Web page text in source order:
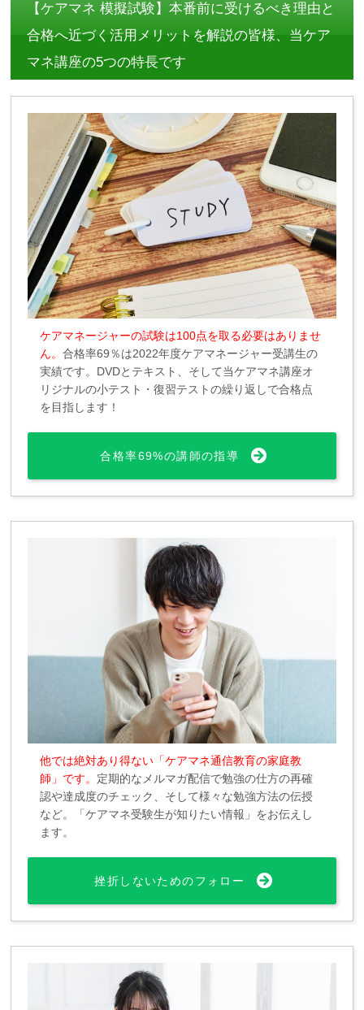
【ケアマネ 模擬試験】本番前に受けるべき理由と
合格へ近づく活用メリットを解説の皆様、当ケア
マネ講座の5つの特長です
ケアマネージャーの試験は100点を取る必要はありませ
ん。合格率69％は2022年度ケアマネージャー受講生の
実績です。DVDとテキスト、そして当ケアマネ講座オ
リジナルの小テスト・復習テストの繰り返しで合格点
を目指します！
合格率69%の講師の指導
他では絶対あり得ない「ケアマネ通信教育の家庭教
師」です。 定期的なメルマガ配信で勉強の仕方の再確
認や達成度のチェック、そして様々な勉強方法の伝授
など。「ケアマネ受験生が知りたい情報」をお伝えし
ます。
挫折しないためのフォロー